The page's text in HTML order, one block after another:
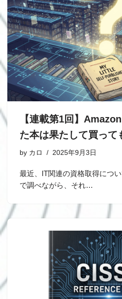
【連載第1回】
た本は果たして買って
by カロ 2025年9月3日
最近、IT関連の資格取得につ
で調べながら、それ…